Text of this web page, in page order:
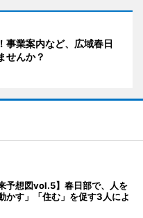
事業案内など、広域春日
せんか？
予想図vol.5】春日部で、人を
かす」「住む」を促す3人によ